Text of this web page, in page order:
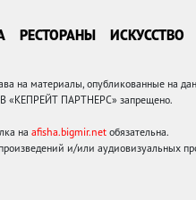
РЕСТОРАНЫ ИСКУССТВО
материалы, опубликованные на
«КЕПРЕЙТ ПАРТНЕРС» запрещено.
на afisha.bigmir.net обязательна.
и/или аудиовизуальных